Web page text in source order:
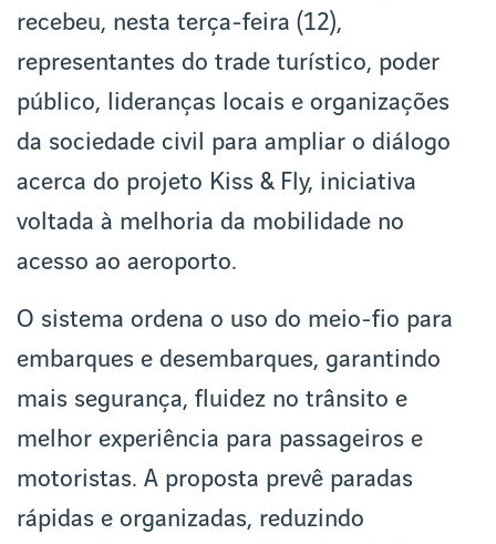
recebeu, nesta terça-feira (12),
representantes do trade turístico, poder
público, lideranças locais e organizações
da sociedade civil para ampliar o diálogo
acerca do projeto Kiss & Fly, iniciativa
voltada à melhoria da mobilidade no
acesso ao aeroporto.
O sistema ordena o uso do meio-fio para
embarques e desembarques, garantindo
mais segurança, fluidez no trânsito e
melhor experiência para passageiros e
motoristas. A proposta prevê paradas
rápidas e organizadas, reduzindo